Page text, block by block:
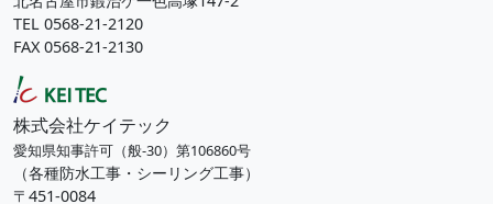
TEL 0568-21-2120
FAX 0568-21-2130
株式会社ケイテック
愛知県知事許可（般-30）第106860号
（各種防水工事・シーリング工事）
〒451-0084